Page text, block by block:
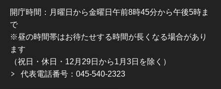
開庁時間：月曜日から金曜日午前8時45分から午後5時ま
で
※昼の時間帯はお待たせする時間が長くなる場合があり
ます
（祝日・休日・12月29日から1月3日を除く）
代表電話番号：045-540-2323